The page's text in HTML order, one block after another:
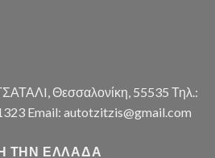
Θεσσαλονίκη, 55535 Τηλ.:
Email: autotzitzis@gmail.com
ΤΗΝ ΕΛΛΆΔΑ